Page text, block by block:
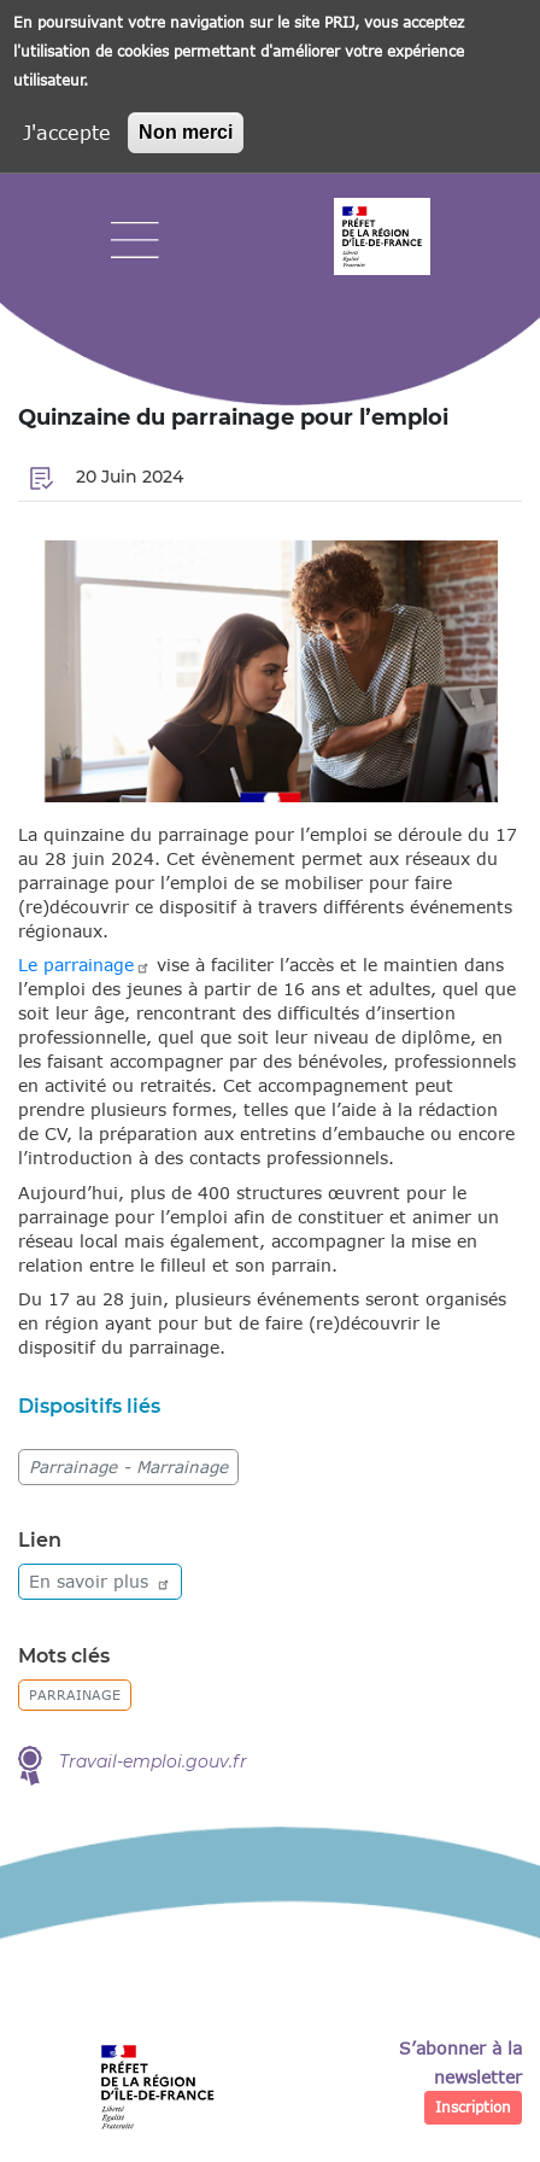
En poursuivant votre navigation sur le site PRIJ, vous acceptez
l'utilisation de cookies permettant d'améliorer votre expérience
utilisateur.
J'accepte Non merci
Quinzaine du parrainage pour l’emploi
20 Juin 2024
La quinzaine du parrainage pour l’emploi se déroule du 17
au 28 juin 2024. Cet évènement permet aux réseaux du
parrainage pour l’emploi de se mobiliser pour faire
(re)découvrir ce dispositif à travers différents événements
régionaux.
Le parrainage
vise à faciliter l’accès et le maintien dans
l’emploi des jeunes à partir de 16 ans et adultes, quel que
soit leur âge, rencontrant des difficultés d’insertion
professionnelle, quel que soit leur niveau de diplôme, en
les faisant accompagner par des bénévoles, professionnels
en activité ou retraités. Cet accompagnement peut
prendre plusieurs formes, telles que l’aide à la rédaction
de CV, la préparation aux entretins d’embauche ou encore
l’introduction à des contacts professionnels.
Aujourd’hui, plus de 400 structures œuvrent pour le
parrainage pour l’emploi afin de constituer et animer un
réseau local mais également, accompagner la mise en
relation entre le filleul et son parrain.
Du 17 au 28 juin, plusieurs événements seront organisés
en région ayant pour but de faire (re)découvrir le
dispositif du parrainage.
Dispositifs liés
Parrainage - Marrainage
Lien
En savoir plus
Mots clés
PARRAINAGE
Travail-emploi.gouv.fr
S’abonner à la
newsletter
Inscription